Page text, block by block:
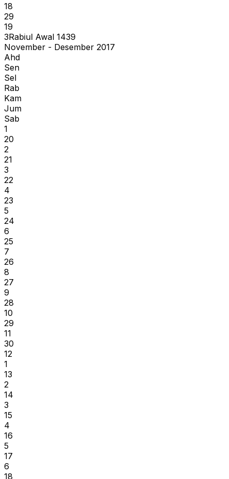
18
29
19
3Rabiul Awal 1439
November - Desember 2017
Ahd
Sen
Sel
Rab
Kam
Jum
Sab
1
20
2
21
3
22
4
23
5
24
6
25
7
26
8
27
9
28
10
29
11
30
12
1
13
2
14
3
15
4
16
5
17
6
18